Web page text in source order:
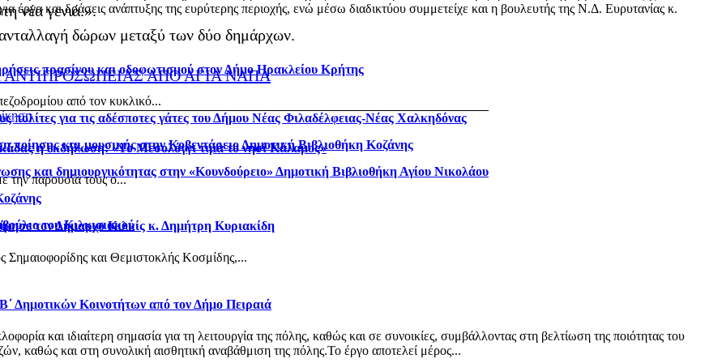
έργα και δράσεις ανάπτυξης της ευρύτερης περιοχής, ενώ μέσω διαδικτύου συμμετείχε και η βουλευτής της Ν.Δ. Ευρυτανίας κ.
πρασίνου και οδοφωτισμού στον Δήμο Ηρακλείου Κρήτης
από τον κυκλικό...
η εκδήλωση: «Το Μεσολόγγι τιμά το νησί Κάλαμος»
την παρουσία τους ο...
τον Δήμαρχο Κιλκίς κ. Δημήτρη Κυριακίδη
Σημαιοφορίδης και Θεμιστοκλής Κοσμίδης,...
Δημοτικών Κοινοτήτων από τον Δήμο Πειραιά
και ιδιαίτερη σημασία για τη λειτουργία της πόλης, καθώς και σε συνοικίες, συμβάλλοντας στη βελτίωση της ποιότητας του
καθώς και στη συνολική αισθητική αναβάθμιση της πόλης.Το έργο αποτελεί μέρος...
νέα γενιά.».
δώρων μεταξύ των δύο δημάρχων.
ΑΠΟ ΑΓΙΑ ΝΑΠΑ
για τις αδέσποτες γάτες του Δήμου Νέας Φιλαδέλφειας-Νέας Χαλκηδόνας
και μουσικής στην Κοβεντάρειο Δημοτική Βιβλιοθήκη Κοζάνης
και δημιουργικότητας στην «Κουνδούρειο» Δημοτική Βιβλιοθήκη Αγίου Νικολάου
του Κιλκισιακού